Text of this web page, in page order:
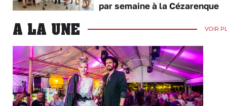
par semaine à la Cézarenque
A LA UNE VOIR